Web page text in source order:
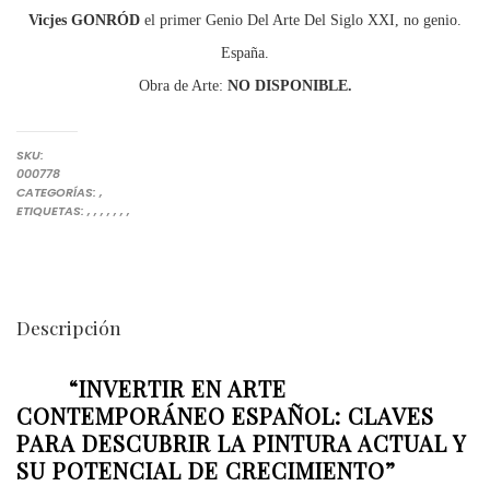
Vicjes GONRÓD el primer Genio Del Arte Del Siglo XXI, no genio.
España.
Obra de Arte: NO DISPONIBLE.
SKU:
000778
CATEGORÍAS: OBRAS DE GONRÓD
,
ETIQUETAS: ARTE INVERSIÓN
, ARTE INVERSIÓN. COLECCIONAR ARTE. COMPRAR OBRAS DE ARTE
, CLAVES PARA INVERSORES
, INVERSIÓN ARTÍSTICA
, INVERSIONES EN PINTURAS
, INVERTIR EN ARTE
, INVERTIR EN ARTE CONTEMPORÁNEO
,
Descripción
“INVERTIR EN ARTE
CONTEMPORÁNEO ESPAÑOL: CLAVES
PARA DESCUBRIR LA PINTURA ACTUAL Y
SU POTENCIAL DE CRECIMIENTO”